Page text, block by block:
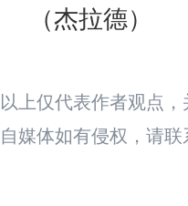
（杰拉德）
以上仅代表作者观点
自媒体如有侵权，请联